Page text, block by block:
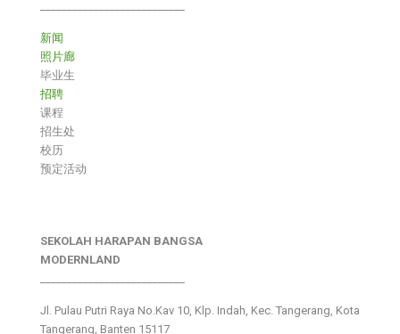
新闻
照片廊
毕业生
招聘
课程
招生处
校历
预定活动
SEKOLAH HARAPAN BANGSA
MODERNLAND
Jl. Pulau Putri Raya No.Kav 10, Klp. Indah, Kec. Tangerang, Kota
Tangerang, Banten 15117